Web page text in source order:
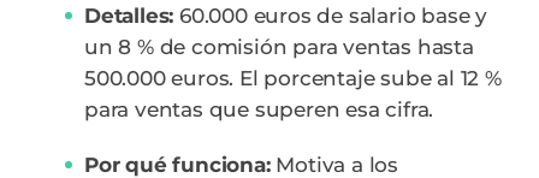
Detalles: 60.000 euros de salario base y
un 8 % de comisión para ventas hasta
500.000 euros. El porcentaje sube al 12 %
para ventas que superen esa cifra.
Por qué funciona:Motiva a los